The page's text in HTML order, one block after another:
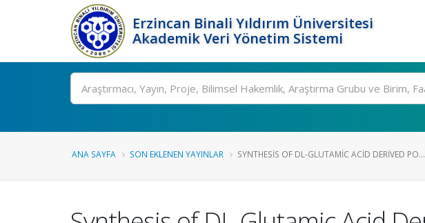
Erzincan Binali Yıldırım Üniversitesi
Akademik Veri Yönetim Sistemi
Ara
ANA SAYFA SON EKLENEN YAYINLAR SYNTHESIS OF DL-GLUTAMIC ACID DERIVED PO...